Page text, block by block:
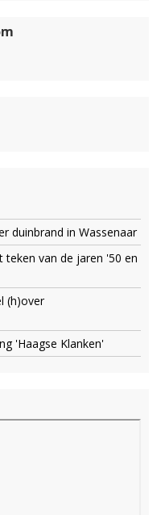
duinbrand in Wassenaar
teken van de jaren '50 en
(h)over
'Haagse Klanken'